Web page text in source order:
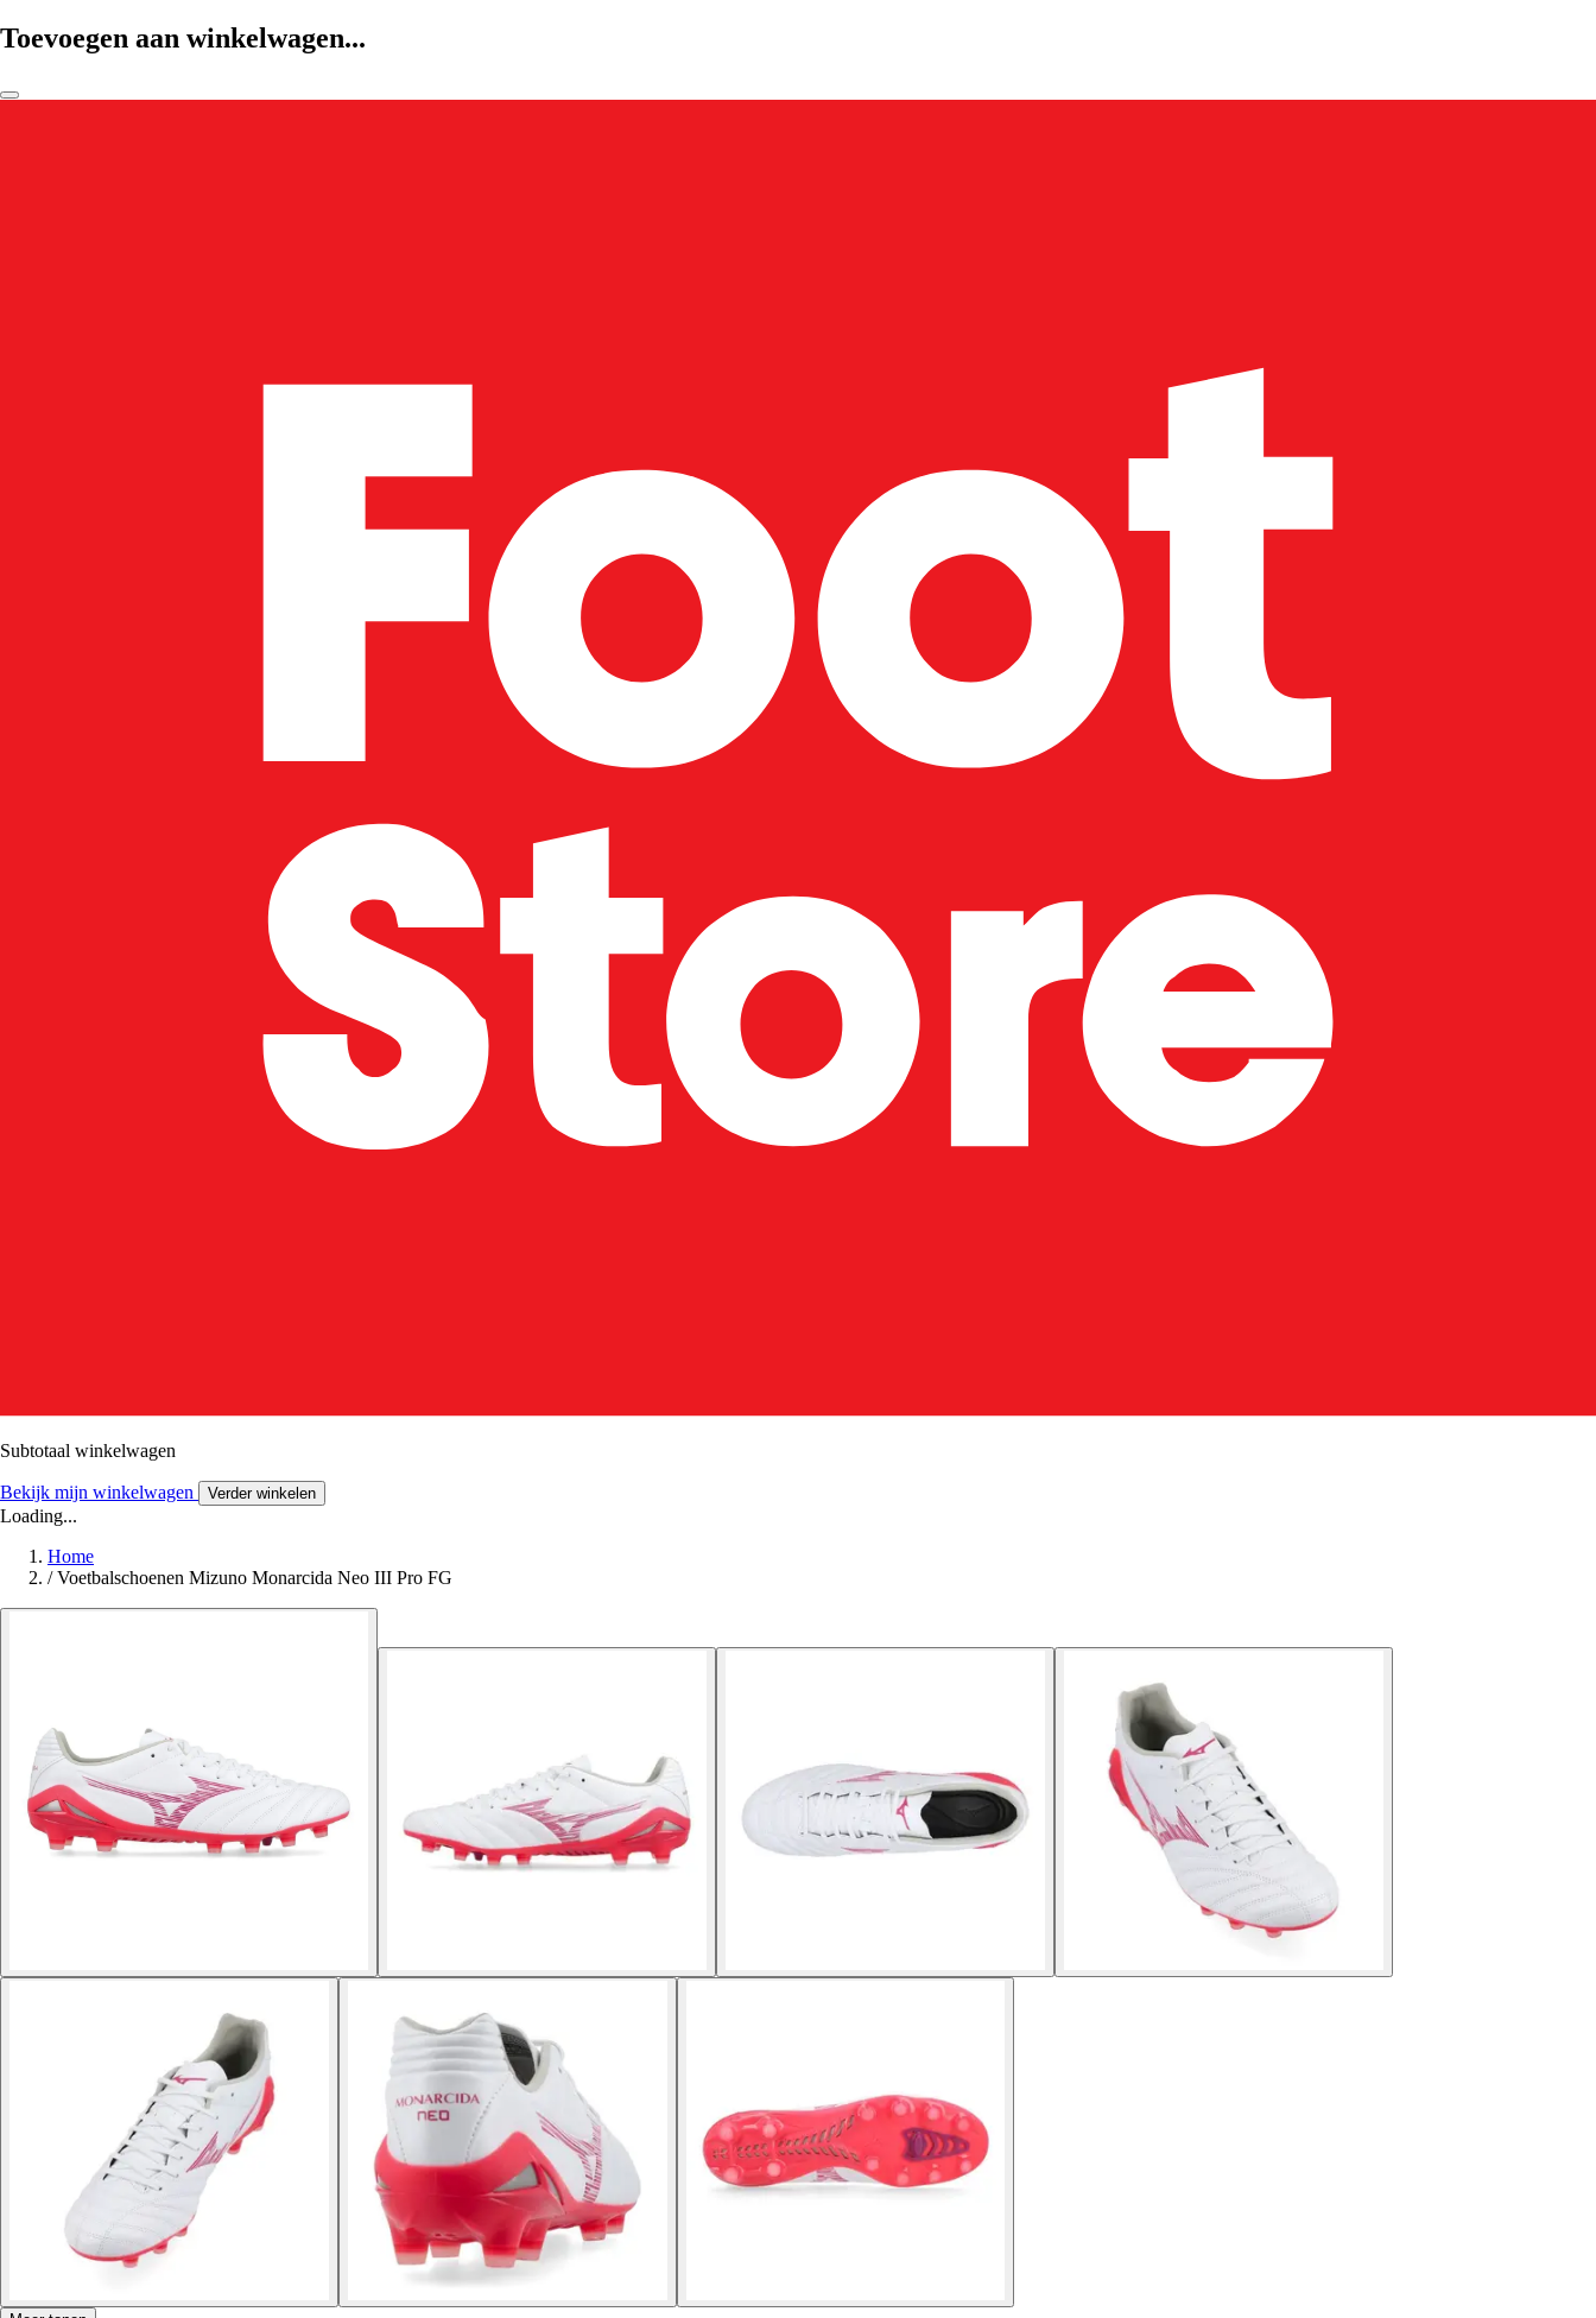
Toevoegen aan winkelwagen...
Subtotaal winkelwagen
Bekijk mijn winkelwagen Verder winkelen
Loading...
Home
/ Voetbalschoenen Mizuno Monarcida Neo III Pro FG